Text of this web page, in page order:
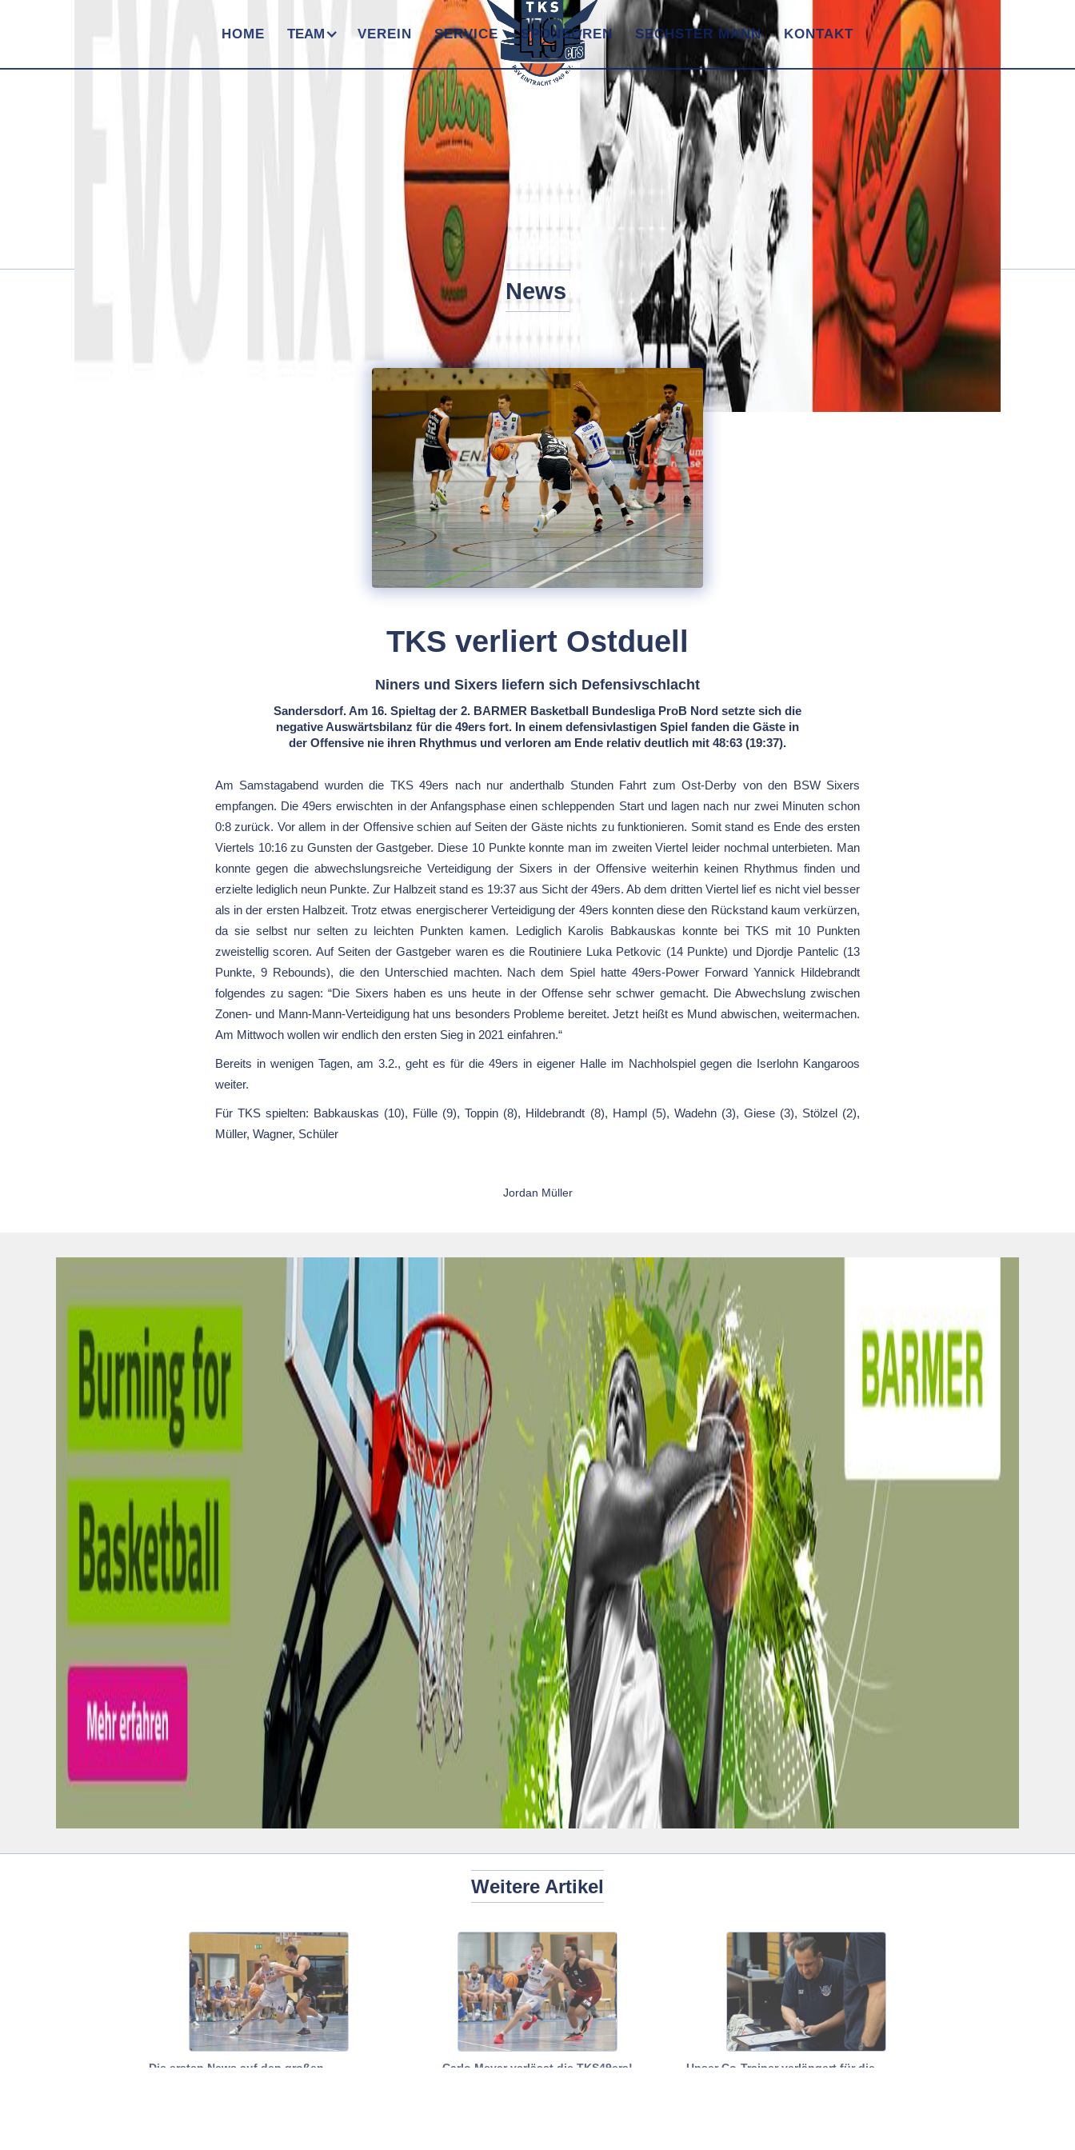
HOME TEAM VEREIN SERVICE SPONSOREN SECHSTER MANN KONTAKT
News
TKS verliert Ostduell
Niners und Sixers liefern sich Defensivschlacht
Sandersdorf. Am 16. Spieltag der 2. BARMER Basketball Bundesliga ProB Nord setzte sich die
negative Auswärtsbilanz für die 49ers fort. In einem defensivlastigen Spiel fanden die Gäste in
der Offensive nie ihren Rhythmus und verloren am Ende relativ deutlich mit 48:63 (19:37).
Am Samstagabend wurden die TKS 49ers nach nur anderthalb Stunden Fahrt zum Ost-Derby von den BSW Sixers
empfangen. Die 49ers erwischten in der Anfangsphase einen schleppenden Start und lagen nach nur zwei Minuten schon
0:8 zurück. Vor allem in der Offensive schien auf Seiten der Gäste nichts zu funktionieren. Somit stand es Ende des ersten
Viertels 10:16 zu Gunsten der Gastgeber. Diese 10 Punkte konnte man im zweiten Viertel leider nochmal unterbieten. Man
konnte gegen die abwechslungsreiche Verteidigung der Sixers in der Offensive weiterhin keinen Rhythmus finden und
erzielte lediglich neun Punkte. Zur Halbzeit stand es 19:37 aus Sicht der 49ers. Ab dem dritten Viertel lief es nicht viel besser
als in der ersten Halbzeit. Trotz etwas energischerer Verteidigung der 49ers konnten diese den Rückstand kaum verkürzen,
da sie selbst nur selten zu leichten Punkten kamen. Lediglich Karolis Babkauskas konnte bei TKS mit 10 Punkten
zweistellig scoren. Auf Seiten der Gastgeber waren es die Routiniere Luka Petkovic (14 Punkte) und Djordje Pantelic (13
Punkte, 9 Rebounds), die den Unterschied machten. Nach dem Spiel hatte 49ers-Power Forward Yannick Hildebrandt
folgendes zu sagen: “Die Sixers haben es uns heute in der Offense sehr schwer gemacht. Die Abwechslung zwischen
Zonen- und Mann-Mann-Verteidigung hat uns besonders Probleme bereitet. Jetzt heißt es Mund abwischen, weitermachen.
Am Mittwoch wollen wir endlich den ersten Sieg in 2021 einfahren.“
Bereits in wenigen Tagen, am 3.2., geht es für die 49ers in eigener Halle im Nachholspiel gegen die Iserlohn Kangaroos
weiter.
Für TKS spielten: Babkauskas (10), Fülle (9), Toppin (8), Hildebrandt (8), Hampl (5), Wadehn (3), Giese (3), Stölzel (2),
Müller, Wagner, Schüler
Jordan Müller
Weitere Artikel
Die ersten News auf den großen
Carlo Meyer verlässt die TKS49ers!
Unser Co-Trainer verlängert für die